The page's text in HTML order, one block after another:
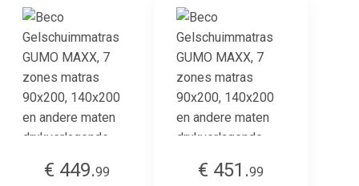
€ 449.99
€ 451.99